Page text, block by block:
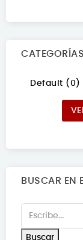
Default (0)
BUSCAR EN